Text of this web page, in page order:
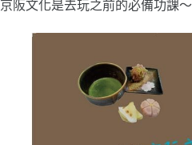
京阪文化是去玩之前的必備功課～